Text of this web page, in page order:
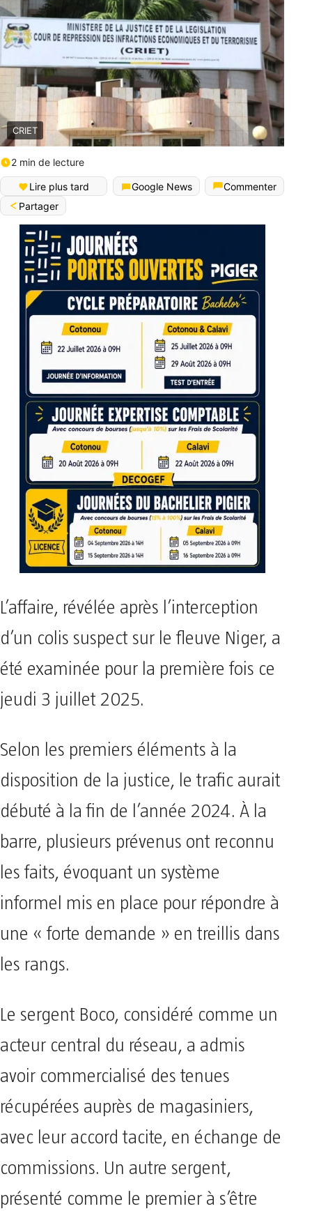
CRIET
2 min de lecture
Lire plus tard Google News
Commenter
Partager
L’affaire, révélée après l’interception
d’un colis suspect sur le fleuve Niger, a
été examinée pour la première fois ce
jeudi 3 juillet 2025.
Selon les premiers éléments à la
disposition de la justice, le trafic aurait
débuté à la fin de l’année 2024. À la
barre, plusieurs prévenus ont reconnu
les faits, évoquant un système
informel mis en place pour répondre à
une « forte demande » en treillis dans
les rangs.
Le sergent Boco, considéré comme un
acteur central du réseau, a admis
avoir commercialisé des tenues
récupérées auprès de magasiniers,
avec leur accord tacite, en échange de
commissions. Un autre sergent,
présenté comme le premier à s’être